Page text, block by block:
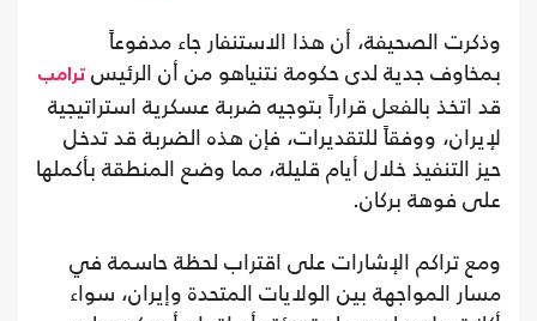
وذكرت الصحيفة، أن هذا الاستنفار جاء مدفوعاً
بمخاوف جدية لدى حكومة نتنياهو من أن الرئيسترامب
قد اتخذ بالفعل قراراً بتوجيه ضربة عسكرية استراتيجية
لإيران، ووفقاً للتقديرات، فإن هذه الضربة قد تدخل
حيز التنفيذ خلال أيام قليلة، مما وضع المنطقة بأكملها
على فوهة بركان.
ومع تراكم الإشارات على اقتراب لحظة حاسمة في
مسار المواجهة بين الولايات المتحدة وإيران، سواء